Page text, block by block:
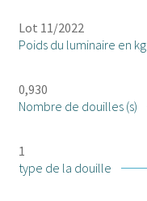
Lot 11/2022
Poids du luminaire en kg
0,930
Nombre de douilles (s)
1
type de la douille